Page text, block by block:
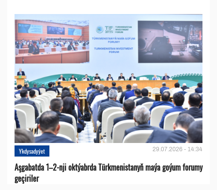
Ykdysadyýet 29.07.2026 - 14:34
Aşgabatda 1–2-nji oktýabrda Türkmenistanyň maýa goýum forumy
geçiriler